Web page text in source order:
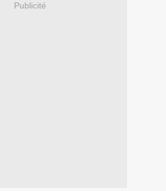
Publicité